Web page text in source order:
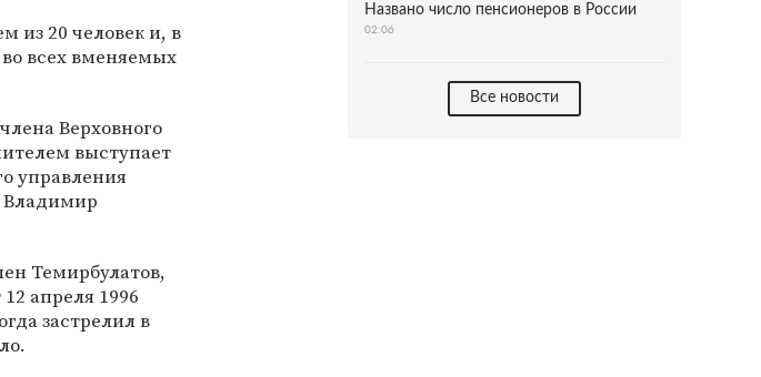
из 20 человек и, в
всех вменяемых
Верховного
выступает
управления
Владимир
Темирбулатов,
апреля 1996
застрелил в
Названо число пенсионеров в России
02:06
Все новости